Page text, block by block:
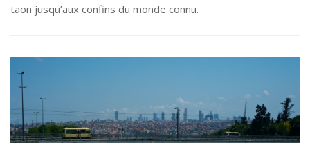
taon jusqu’aux confins du monde connu.